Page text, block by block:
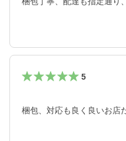
5
梱包、対応も良く良いお店